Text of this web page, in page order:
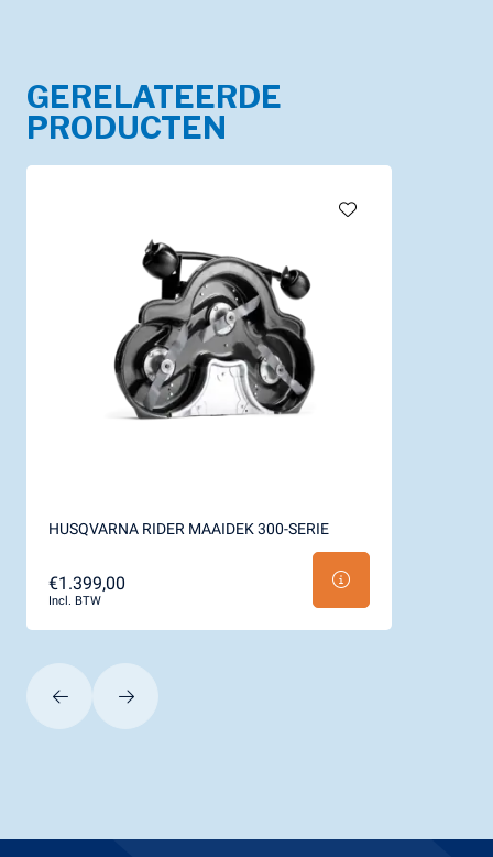
GERELATEERDE
PRODUCTEN
HUSQVARNA RIDER MAAIDEK 300-SERIE
€1.399,00
Incl. BTW